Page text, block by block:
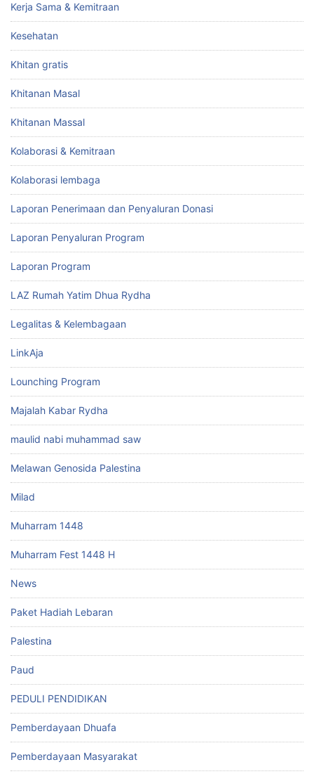
Kerja Sama & Kemitraan
Kesehatan
Khitan gratis
Khitanan Masal
Khitanan Massal
Kolaborasi & Kemitraan
Kolaborasi lembaga
Laporan Penerimaan dan Penyaluran Donasi
Laporan Penyaluran Program
Laporan Program
LAZ Rumah Yatim Dhua Rydha
Legalitas & Kelembagaan
LinkAja
Lounching Program
Majalah Kabar Rydha
maulid nabi muhammad saw
Melawan Genosida Palestina
Milad
Muharram 1448
Muharram Fest 1448 H
News
Paket Hadiah Lebaran
Palestina
Paud
PEDULI PENDIDIKAN
Pemberdayaan Dhuafa
Pemberdayaan Masyarakat